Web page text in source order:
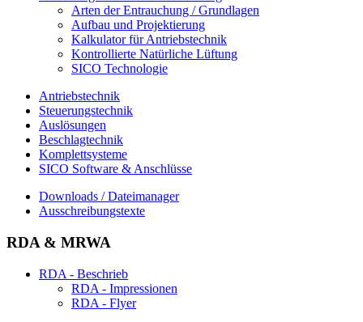
Arten der Entrauchung / Grundlagen
Aufbau und Projektierung
Kalkulator für Antriebstechnik
Kontrollierte Natürliche Lüftung
SICO Technologie
Antriebstechnik
Steuerungstechnik
Auslösungen
Beschlagtechnik
Komplettsysteme
SICO Software & Anschlüsse
Downloads / Dateimanager
Ausschreibungstexte
RDA & MRWA
RDA - Beschrieb
RDA - Impressionen
RDA - Flyer